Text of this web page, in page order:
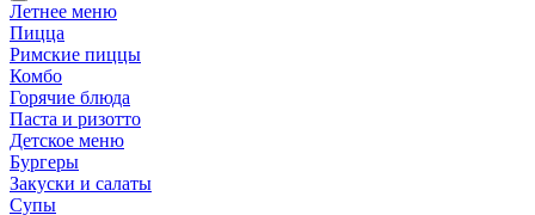
Летнее меню
Пицца
Римские пиццы
Комбо
Горячие блюда
Паста и ризотто
Детское меню
Бургеры
Закуски и салаты
Супы